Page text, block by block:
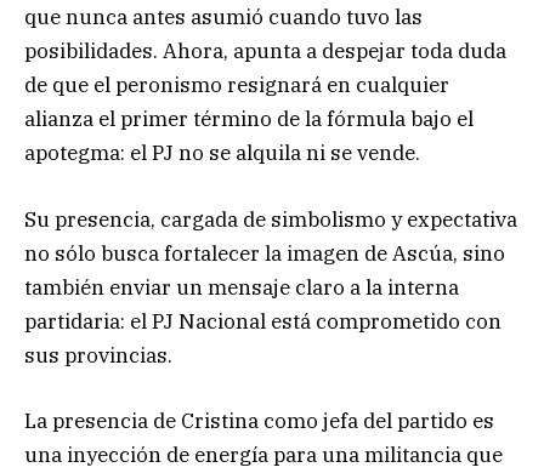
que nunca antes asumió cuando tuvo las
posibilidades. Ahora, apunta a despejar toda duda
de que el peronismo resignará en cualquier
alianza el primer término de la fórmula bajo el
apotegma: el PJ no se alquila ni se vende.
Su presencia, cargada de simbolismo y expectativa
no sólo busca fortalecer la imagen de Ascúa, sino
también enviar un mensaje claro a la interna
partidaria: el PJ Nacional está comprometido con
sus provincias.
La presencia de Cristina como jefa del partido es
una inyección de energía para una militancia que